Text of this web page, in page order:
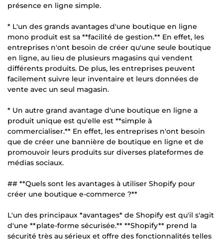
présence en ligne simple.
* L'un des grands avantages d'une boutique en ligne
mono produit est sa **facilité de gestion.** En effet, les
entreprises n'ont besoin de créer qu'une seule boutique
en ligne, au lieu de plusieurs magasins qui vendent
différents produits. De plus, les entreprises peuvent
facilement suivre leur inventaire et leurs données de
vente avec un seul magasin.
* Un autre grand avantage d'une boutique en ligne a
produit unique est qu'elle est **simple à
commercialiser.** En effet, les entreprises n'ont besoin
que de créer une bannière de boutique en ligne et de
promouvoir leurs produits sur diverses plateformes de
médias sociaux.
## **Quels sont les avantages à utiliser Shopify pour
créer une boutique e-commerce ?**
L'un des principaux *avantages* de Shopify est qu'il s'agit
d'une **plate-forme sécurisée.** **Shopify** prend la
sécurité très au sérieux et offre des fonctionnalités telles